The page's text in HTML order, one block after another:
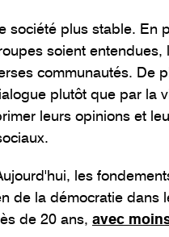
société plus stable. En
soient entendues,
communautés. De
plutôt que par la
leurs opinions et
les
de la démocratie dans
de 20 ans, avec